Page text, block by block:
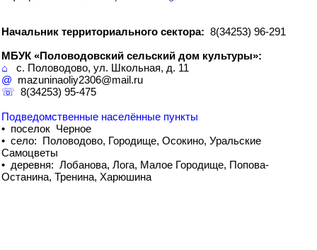
Начальник территориального сектора: 8(34253) 96-291
МБУК «Половодовский сельский дом культуры»:
⌂ с. Половодово, ул. Школьная, д. 11
@ mazuninaoliy2306@mail.ru
☏ 8(34253) 95-475
Подведомственные населённые пункты
• поселок Черное
• село: Половодово, Городище, Осокино, Уральские
Самоцветы
• деревня: Лобанова, Лога, Малое Городище, Попова-
Останина, Тренина, Харюшина